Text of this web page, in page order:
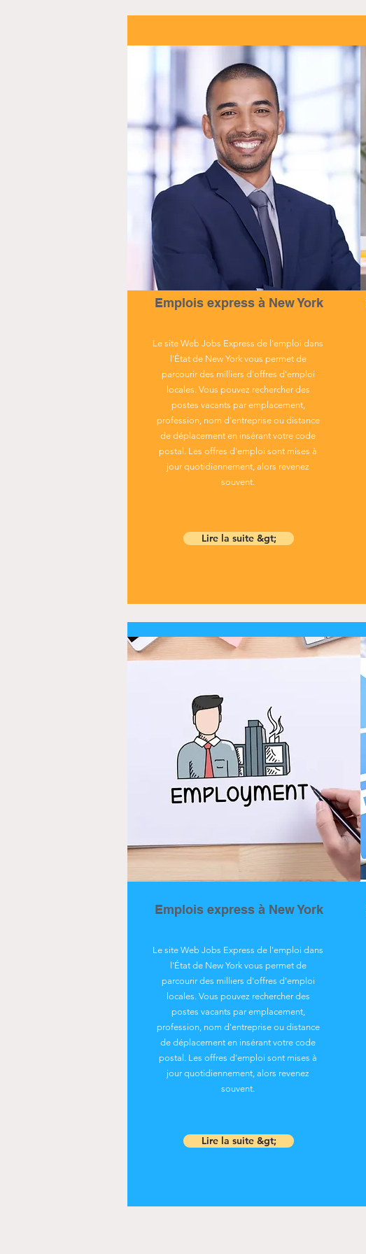
Emplois express à New York
Le site Web Jobs Express de l'emploi dans
l'État de New York vous permet de
parcourir des milliers d'offres d'emploi
locales. Vous pouvez rechercher des
postes vacants par emplacement,
profession, nom d'entreprise ou distance
de déplacement en insérant votre code
postal. Les offres d'emploi sont mises à
jour quotidiennement, alors revenez
souvent.
Lire la suite &gt;
Emplois express à New York
Le site Web Jobs Express de l'emploi dans
l'État de New York vous permet de
parcourir des milliers d'offres d'emploi
locales. Vous pouvez rechercher des
postes vacants par emplacement,
profession, nom d'entreprise ou distance
de déplacement en insérant votre code
postal. Les offres d'emploi sont mises à
jour quotidiennement, alors revenez
souvent.
Lire la suite &gt;